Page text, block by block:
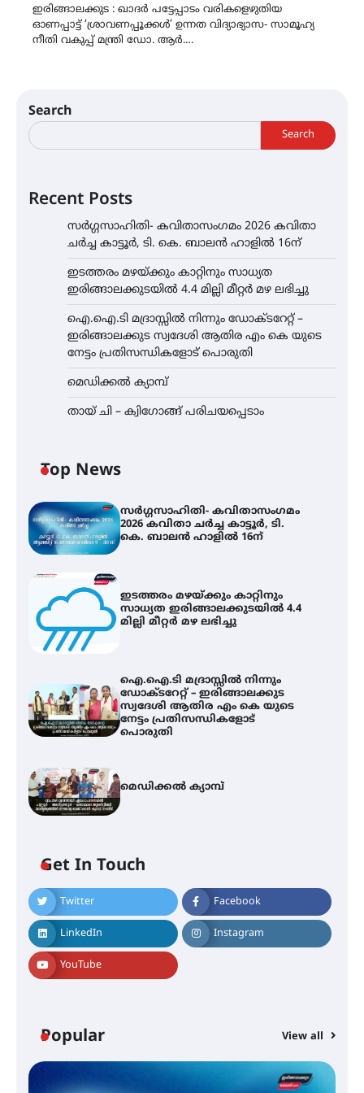
ഇരിങ്ങാലക്കുട : ഖാദർ പട്ടേപ്പാടം വരികളെഴുതിയ
ഓണപ്പാട്ട് ‘ശ്രാവണപ്പൂക്കൾ’ ഉന്നത വിദ്യാഭ്യാസ- സാമൂഹ്യ
നീതി വകുപ്പ് മന്ത്രി ഡോ. ആർ.…
Search
Search
Recent Posts
സർഗ്ഗസാഹിതി- കവിതാസംഗമം 2026 കവിതാ
ചർച്ച കാട്ടൂർ, ടി. കെ. ബാലൻ ഹാളിൽ 16ന്
ഇടത്തരം മഴയ്ക്കും കാറ്റിനും സാധ്യത
ഇരിങ്ങാലക്കുടയിൽ 4.4 മില്ലി മീറ്റർ മഴ ലഭിച്ചു
ഐ.ഐ.ടി മദ്രാസ്സിൽ നിന്നും ഡോക്ടറേറ്റ് –
ഇരിങ്ങാലക്കുട സ്വദേശി ആതിര എം കെ യുടെ
നേട്ടം പ്രതിസന്ധികളോട് പൊരുതി
മെഡിക്കൽ ക്യാമ്പ്
തായ് ചി – ക്വിഗോങ്ങ് പരിചയപ്പെടാം
Top News
സർഗ്ഗസാഹിതി- കവിതാസംഗമം
2026 കവിതാ ചർച്ച കാട്ടൂർ, ടി.
കെ. ബാലൻ ഹാളിൽ 16ന്
ഇടത്തരം മഴയ്ക്കും കാറ്റിനും
സാധ്യത ഇരിങ്ങാലക്കുടയിൽ 4.4
മില്ലി മീറ്റർ മഴ ലഭിച്ചു
ഐ.ഐ.ടി മദ്രാസ്സിൽ നിന്നും
ഡോക്ടറേറ്റ് – ഇരിങ്ങാലക്കുട
സ്വദേശി ആതിര എം കെ യുടെ
നേട്ടം പ്രതിസന്ധികളോട്
പൊരുതി
മെഡിക്കൽ ക്യാമ്പ്
Get In Touch
Twitter Facebook
LinkedIn Instagram
YouTube
Popular View all
മില്ലി മീറ്റർ മഴ ലഭിച്ചു
ഐ.ഐ.ടി മദ്രാസ്സിൽ നിന്നും
ഡോക്ടറേറ്റ് – ഇരിങ്ങാലക്കുട
സ്വദേശി ആതിര എം കെ യുടെ
നേട്ടം പ്രതിസന്ധികളോട് പൊരുതി